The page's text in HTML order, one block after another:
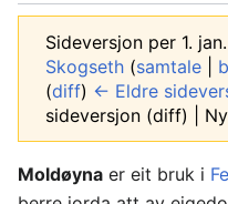
Sideversjon per 1.
Skogseth (samtale
(diff) ← Eldre
sideversjon (diff) |
Moldøyna er eit bruk i